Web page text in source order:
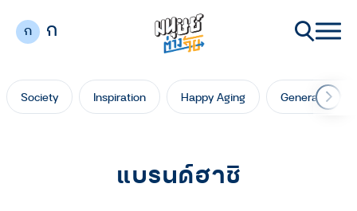
ก ก
Society Inspiration Happy Aging Generation
แบรนด์ฮาชิ